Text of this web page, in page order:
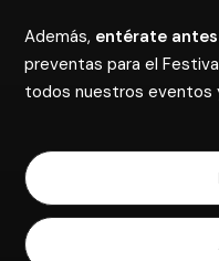
Además, entérate
preventas para el
todos nuestros eventos